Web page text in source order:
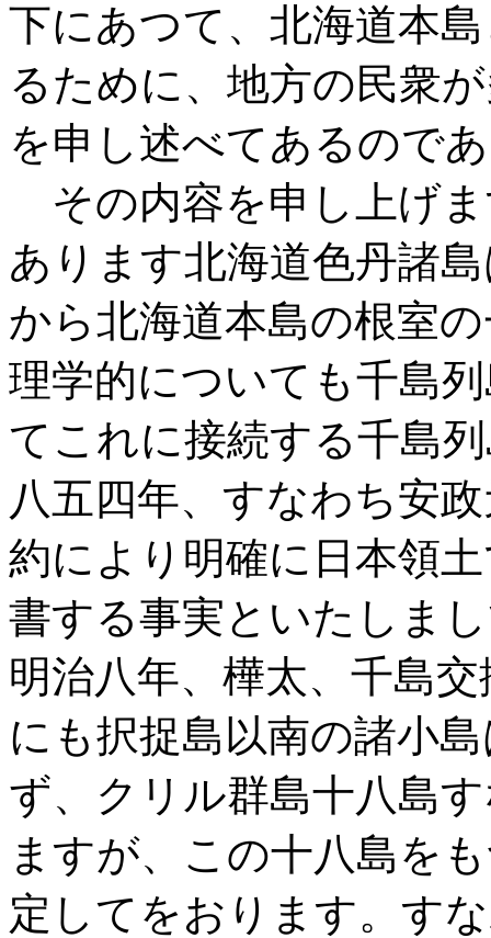
下にあつて、北海道本
るために、地方の民衆
を申し述べてあるので
その内容を申し上げ
あります北海道色丹諸
から北海道本島の根室
理学的についても千島
てこれに接続する千島
八五四年、すなわち安
約により明確に日本領
書する事実といたしま
明治八年、樺太、千島
にも択捉島以南の諸小
ず、クリル群島十八島
ますが、この十八島を
定してをおります。す